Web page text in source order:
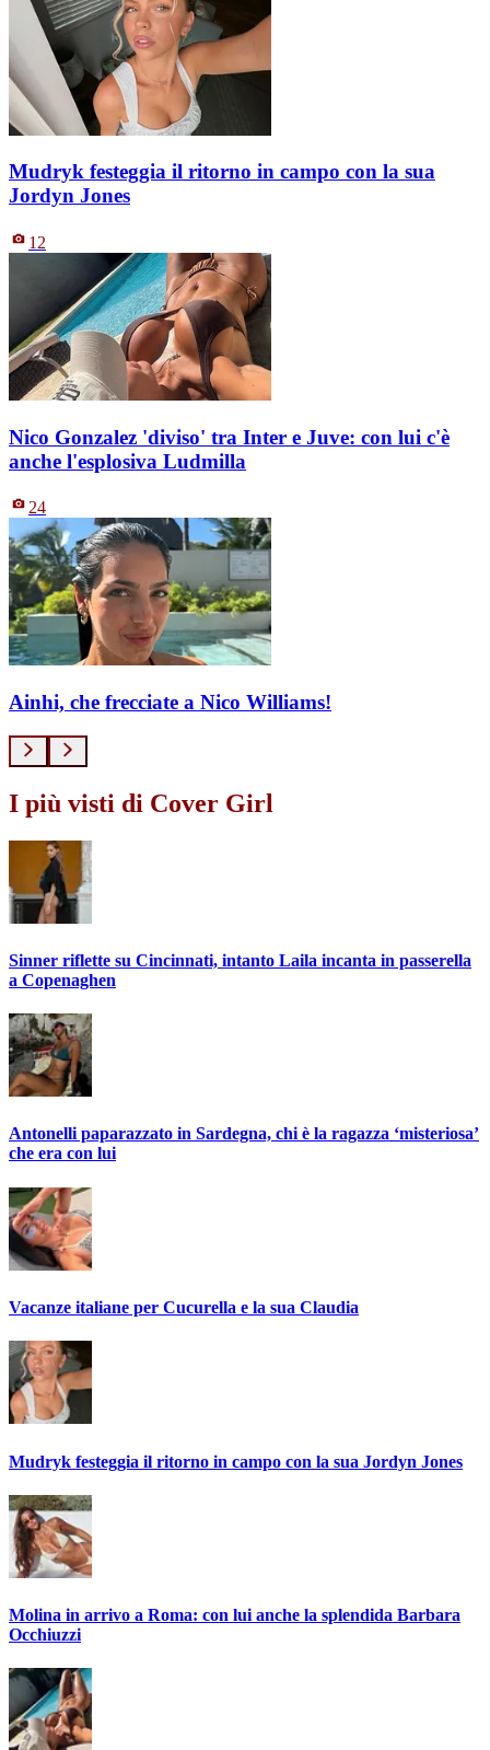
Mudryk festeggia il ritorno in campo con la sua
Jordyn Jones
12
Nico Gonzalez 'diviso' tra Inter e Juve: con lui c'è
anche l'esplosiva Ludmilla
24
Ainhi, che frecciate a Nico Williams!
I più visti di Cover Girl
Sinner riflette su Cincinnati, intanto Laila incanta in passerella
a Copenaghen
Antonelli paparazzato in Sardegna, chi è la ragazza ‘misteriosa’
che era con lui
Vacanze italiane per Cucurella e la sua Claudia
Mudryk festeggia il ritorno in campo con la sua Jordyn Jones
Molina in arrivo a Roma: con lui anche la splendida Barbara
Occhiuzzi